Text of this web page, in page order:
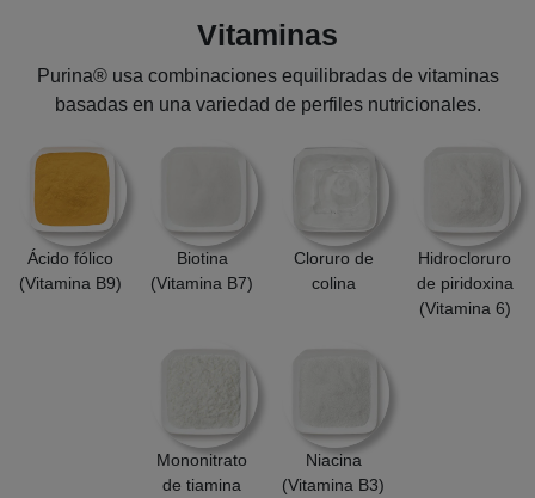
Vitaminas
Purina® usa combinaciones equilibradas de vitaminas
basadas en una variedad de perfiles nutricionales.
Ácido fólico
(Vitamina B9)
Biotina
(Vitamina B7)
Cloruro de
colina
Hidrocloruro
de piridoxina
(Vitamina 6)
Mononitrato
de tiamina
Niacina
(Vitamina B3)